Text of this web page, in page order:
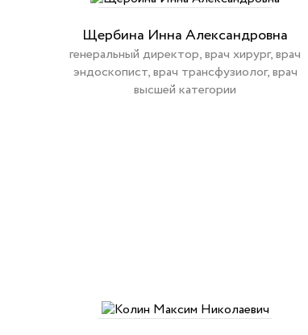
Щербина Инна Александровна
генеральный директор, врач хирург, врач
эндоскопист, врач трансфузиолог, врач
высшей категории